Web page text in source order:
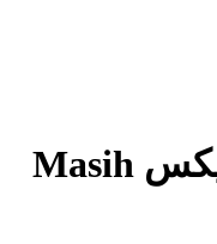
دانلود ریمیکس Masih